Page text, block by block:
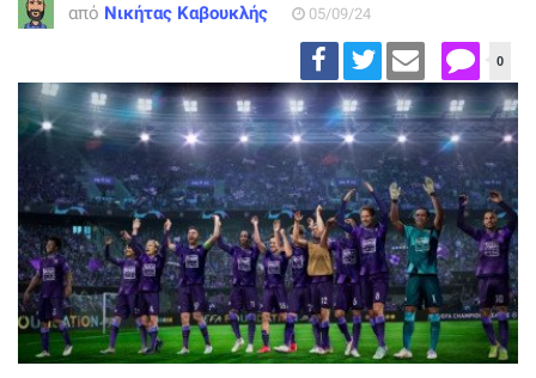
από Νικήτας Καβουκλής 05/09/24
0